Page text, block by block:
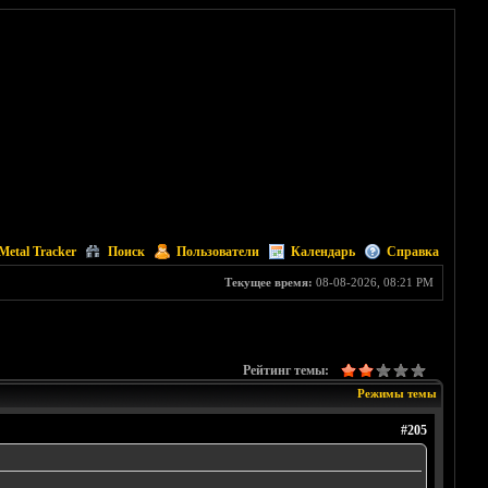
Tracker Поиск Пользователи Календарь Справка
Текущее время: 08-08-2026, 08:21 PM
Рейтинг темы:
Режимы темы
#205